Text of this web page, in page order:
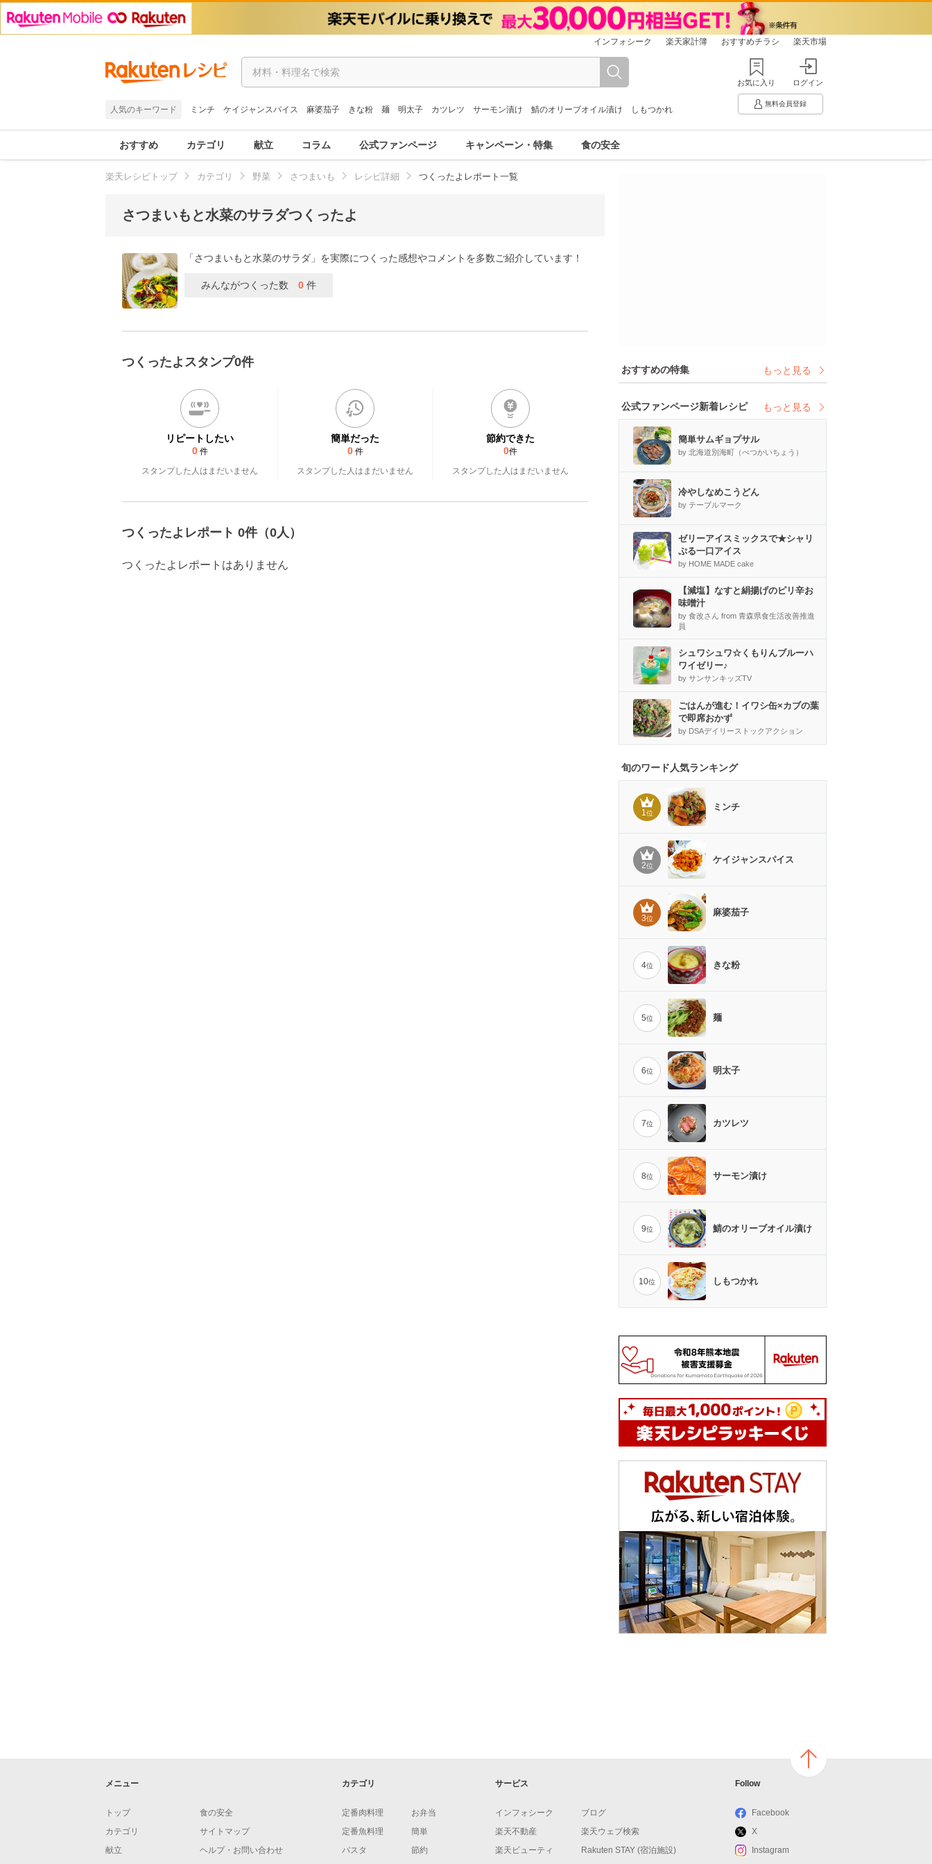
インフォシーク 楽天家計簿 おすすめチラシ 楽天市場
人気のキーワード ミンチ ケイジャンスパイス 麻婆茄子 きな粉 麺 明太子 カツレツ サーモン漬け 鯖のオリーブオイル漬け しもつかれ
お気に入り ログイン
無料会員登録
おすすめ カテゴリ 献立 コラム 公式ファンページ キャンペーン・特集 食の安全
楽天レシピトップ カテゴリ 野菜 さつまいも レシピ詳細 つくったよレポート一覧
さつまいもと水菜のサラダつくったよ
「さつまいもと水菜のサラダ」を実際につくった感想やコメントを多数ご紹介しています！
みんながつくった数 0 件
つくったよスタンプ0件
リピートしたい
0 件
スタンプした人はまだいません
簡単だった
0 件
スタンプした人はまだいません
節約できた
0件
スタンプした人はまだいません
つくったよレポート 0件（0人）
つくったよレポートはありません
おすすめの特集 もっと見る
公式ファンページ新着レシピ もっと見る
簡単サムギョプサル
by 北海道別海町（べつかいちょう）
冷やしなめこうどん
by テーブルマーク
ゼリーアイスミックスで★シャリ
ぷる一口アイス
by HOME MADE cake
【減塩】なすと絹揚げのピリ辛お
味噌汁
by 食改さん from 青森県食生活改善推進
員
シュワシュワ☆くもりんブルーハ
ワイゼリー♪
by サンサンキッズTV
ごはんが進む！イワシ缶×カブの葉
で即席おかず
by DSAデイリーストックアクション
旬のワード人気ランキング
1位
ミンチ
2位
ケイジャンスパイス
3位
麻婆茄子
4位 きな粉
5位 麺
6位 明太子
7位 カツレツ
8位 サーモン漬け
9位 鯖のオリーブオイル漬け
10位 しもつかれ
メニュー
トップ
カテゴリ
献立
食の安全
サイトマップ
ヘルプ・お問い合わせ
カテゴリ
定番肉料理
定番魚料理
パスタ
お弁当
簡単
節約
サービス
インフォシーク
楽天不動産
楽天ビューティ
ブログ
楽天ウェブ検索
Rakuten STAY (宿泊施設)
Follow
Facebook
X
Instagram